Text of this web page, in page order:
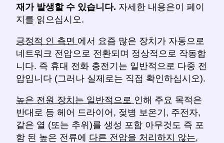
재가 발생할 수 있습니다. 자세한 내용은이 페이
지를 읽으십시오.
긍정적 인 측면 에서 요즘 많은 장치가 자동으로
네트워크 전압으로 전환되며 정상적으로 작동합
니다. 즉 휴대 전화 충전기는 일반적으로 다중 전
압입니다 (그러나 실제로는 직접 확인하십시오).
높은 전원 장치는 일반적으로 인해 주요 목적은
반대로 등 헤어 드라이어, 젖병 보온기, 주전자,
같은 열 (또는 추위)를 생성 포함 아무것도 즉 포
함 된 높은 전류에 다른 전압을 처리하지 않는,